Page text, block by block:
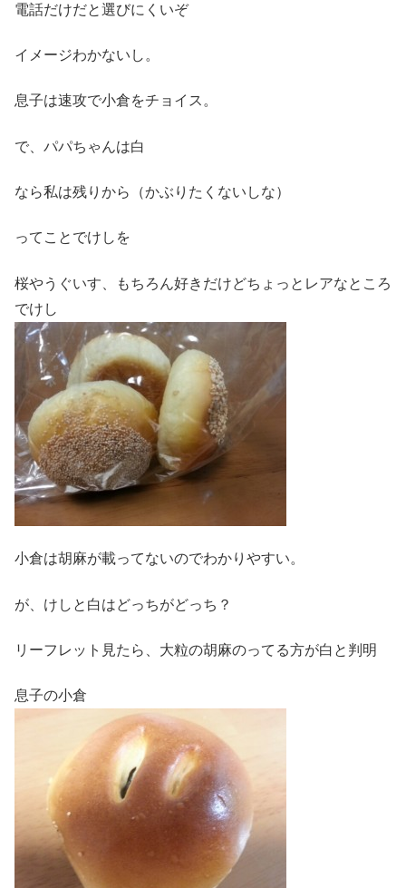
電話だけだと選びにくいぞ
イメージわかないし。
息子は速攻で小倉をチョイス。
で、パパちゃんは白
なら私は残りから（かぶりたくないしな）
ってことでけしを
桜やうぐいす、もちろん好きだけどちょっとレアなところ
でけし
小倉は胡麻が載ってないのでわかりやすい。
が、けしと白はどっちがどっち？
リーフレット見たら、大粒の胡麻のってる方が白と判明
息子の小倉